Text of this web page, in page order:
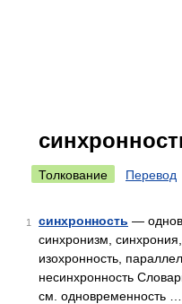
Толкование Перевод
1 синхронность —
синхронизм,
изохронность,
несинхронность
см. одновременность …